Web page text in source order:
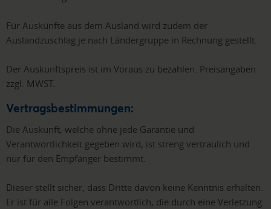
Für Auskünfte aus dem Ausland wird zudem der
Auslandzuschlag je nach Ländergruppe in Rechnung gestellt.
Der Auskunftspreis ist im Voraus zu bezahlen. Preisangaben
zzgl. MWST.
Vertragsbestimmungen:
Die Auskunft, welche ohne jede Garantie und
Verantwortlichkeit gegeben wird, ist streng vertraulich und
nur für den Empfänger bestimmt.
Dieser stellt sicher, dass Dritte davon keine Kenntnis erhalten.
Er ist für alle Folgen verantwortlich, die durch eine Verletzung